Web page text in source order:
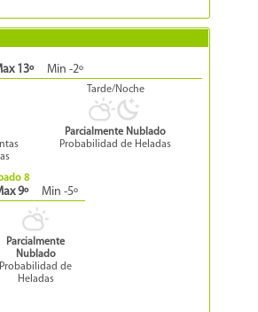
13º Min -2º
Tarde/Noche
Parcialmente Nublado
Probabilidad de Heladas
8
9º Min -5º
Parcialmente
Nublado
Probabilidad de
Heladas